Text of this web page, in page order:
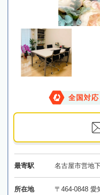
全国対応
最寄駅 名古屋市営地
所在地
〒464-0848 愛